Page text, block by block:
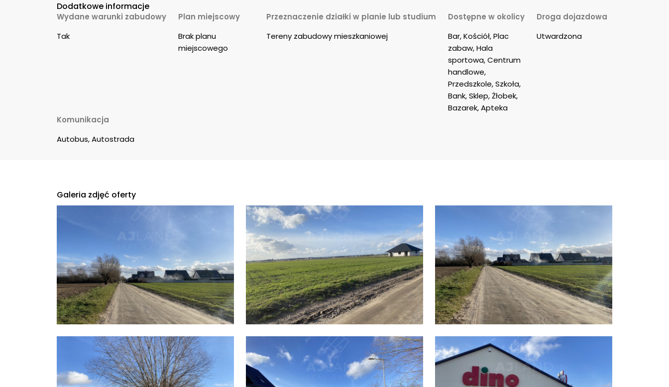
Dodatkowe informacje
Wydane warunki zabudowy
Tak
Plan miejscowy
Brak planu
miejscowego
Przeznaczenie działki w planie lub studium
Tereny zabudowy mieszkaniowej
Dostępne w okolicy
Bar, Kościół, Plac
zabaw, Hala
sportowa, Centrum
handlowe,
Przedszkole, Szkoła,
Bank, Sklep, Żłobek,
Bazarek, Apteka
Droga dojazdowa
Utwardzona
Komunikacja
Autobus, Autostrada
Galeria zdjęć oferty